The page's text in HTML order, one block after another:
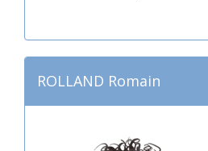
ROLLAND Romain